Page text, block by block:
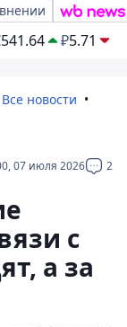
541.64 ₽5.71
Все новости
07 июля 2026 2
с
а за